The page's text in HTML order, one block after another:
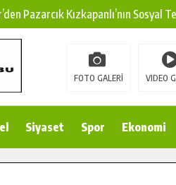
Pazarcık Kızkapanlı’nın Sosyal
Pazarcık Kırsalına Modern Ulaşım
Uluslararası Başarı: Edinilen Bilgi
Maraş Kampında Yeni Medya ve
FOTO GALERİ VIDEO
Siyaset Spor Ekonomi